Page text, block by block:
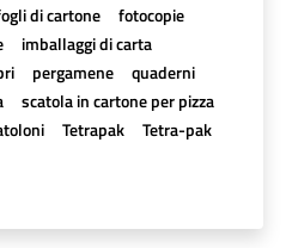
di cartone
fotocopie
imballaggi di carta
pergamene
quaderni
scatola in cartone per pizza
Tetrapak Tetra-pak